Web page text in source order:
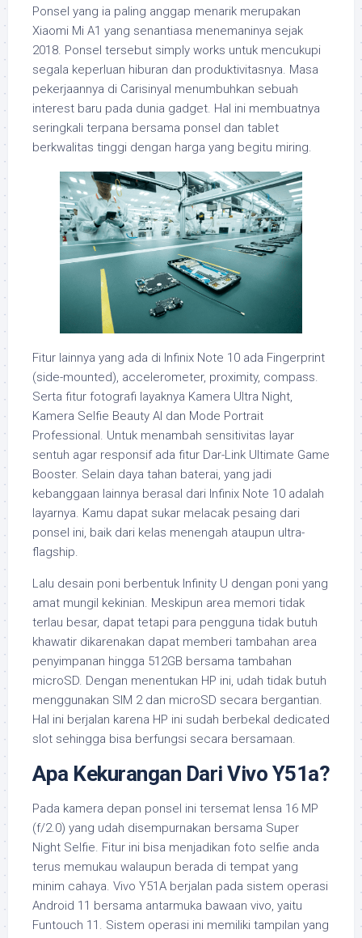
Ponsel yang ia paling anggap menarik merupakan
Xiaomi Mi A1 yang senantiasa menemaninya sejak
2018. Ponsel tersebut simply works untuk mencukupi
segala keperluan hiburan dan produktivitasnya. Masa
pekerjaannya di Carisinyal menumbuhkan sebuah
interest baru pada dunia gadget. Hal ini membuatnya
seringkali terpana bersama ponsel dan tablet
berkwalitas tinggi dengan harga yang begitu miring.
Fitur lainnya yang ada di Infinix Note 10 ada Fingerprint
(side-mounted), accelerometer, proximity, compass.
Serta fitur fotografi layaknya Kamera Ultra Night,
Kamera Selfie Beauty AI dan Mode Portrait
Professional. Untuk menambah sensitivitas layar
sentuh agar responsif ada fitur Dar-Link Ultimate Game
Booster. Selain daya tahan baterai, yang jadi
kebanggaan lainnya berasal dari Infinix Note 10 adalah
layarnya. Kamu dapat sukar melacak pesaing dari
ponsel ini, baik dari kelas menengah ataupun ultra-
flagship.
Lalu desain poni berbentuk Infinity U dengan poni yang
amat mungil kekinian. Meskipun area memori tidak
terlau besar, dapat tetapi para pengguna tidak butuh
khawatir dikarenakan dapat memberi tambahan area
penyimpanan hingga 512GB bersama tambahan
microSD. Dengan menentukan HP ini, udah tidak butuh
menggunakan SIM 2 dan microSD secara bergantian.
Hal ini berjalan karena HP ini sudah berbekal dedicated
slot sehingga bisa berfungsi secara bersamaan.
Apa Kekurangan Dari Vivo Y51a?
Pada kamera depan ponsel ini tersemat lensa 16 MP
(f/2.0) yang udah disempurnakan bersama Super
Night Selfie. Fitur ini bisa menjadikan foto selfie anda
terus memukau walaupun berada di tempat yang
minim cahaya. Vivo Y51A berjalan pada sistem operasi
Android 11 bersama antarmuka bawaan vivo, yaitu
Funtouch 11. Sistem operasi ini memiliki tampilan yang